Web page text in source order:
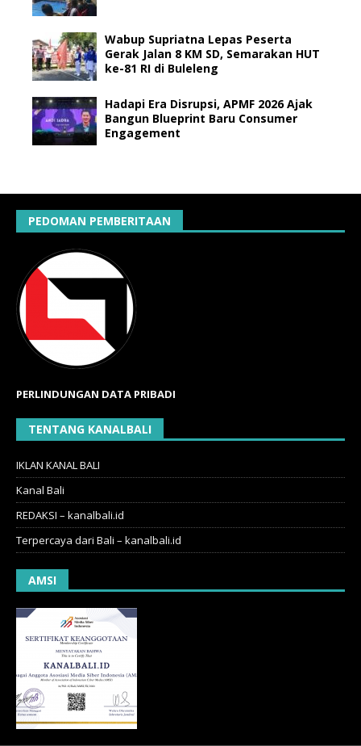
Wabup Supriatna Lepas Peserta
Gerak Jalan 8 KM SD, Semarakan HUT
ke-81 RI di Buleleng
Hadapi Era Disrupsi, APMF 2026 Ajak
Bangun Blueprint Baru Consumer
Engagement
PEDOMAN PEMBERITAAN
PERLINDUNGAN DATA PRIBADI
TENTANG KANALBALI
IKLAN KANAL BALI
Kanal Bali
REDAKSI – kanalbali.id
Terpercaya dari Bali – kanalbali.id
AMSI